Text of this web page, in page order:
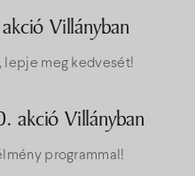
Villányban
lepje meg kedvesét!
akció Villányban
programmal!